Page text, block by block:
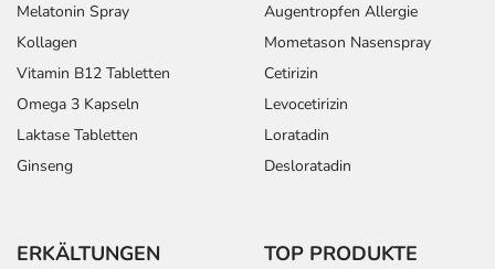
Melatonin Spray
Kollagen
Vitamin B12 Tabletten
Omega 3 Kapseln
Laktase Tabletten
Ginseng
Augentropfen Allergie
Mometason Nasenspray
Cetirizin
Levocetirizin
Loratadin
Desloratadin
ERKÄLTUNGEN TOP PRODUKTE